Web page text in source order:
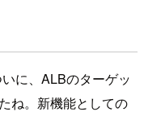
に、ALBのターゲッ
ね。新機能としての